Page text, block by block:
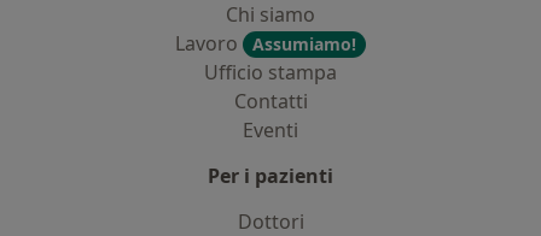
Chi siamo
Lavoro
Assumiamo!
Ufficio stampa
Contatti
Eventi
Per i pazienti
Dottori